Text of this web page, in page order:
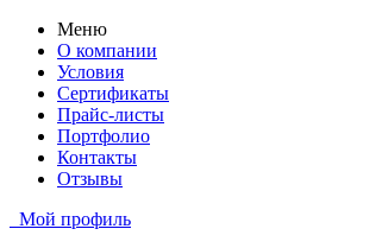
Меню
О компании
Условия
Сертификаты
Прайс-листы
Портфолио
Контакты
Отзывы
Мой профиль